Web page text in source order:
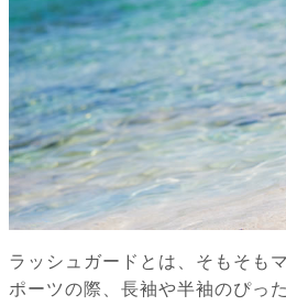
ラッシュガードとは、そもそも
ポーツの際、長袖や半袖のぴっ